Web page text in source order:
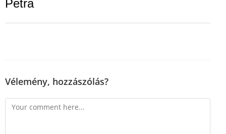
Petra
Vélemény, hozzászólás?